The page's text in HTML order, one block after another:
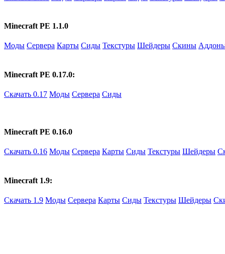
Minecraft PE 1.1.0
Моды Сервера Карты Сиды Текстуры Шейдеры Скины
Minecraft PE 0.17.0:
Скачать 0.17 Моды Сервера Сиды
Minecraft PE 0.16.0
Скачать 0.16 Моды Сервера Карты Сиды Текстуры Шейдеры
Minecraft 1.9:
Скачать 1.9 Моды Сервера Карты Сиды Текстуры Шейдеры